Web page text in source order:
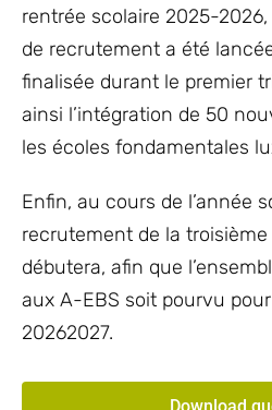
rentrée scolaire 2025-
de recrutement a été
finalisée durant le premier
ainsi l’intégration de 50
les écoles fondamentales
Enfin, au cours de l’année
recrutement de la
débutera, afin que
aux A-EBS soit pourvu
20262027.